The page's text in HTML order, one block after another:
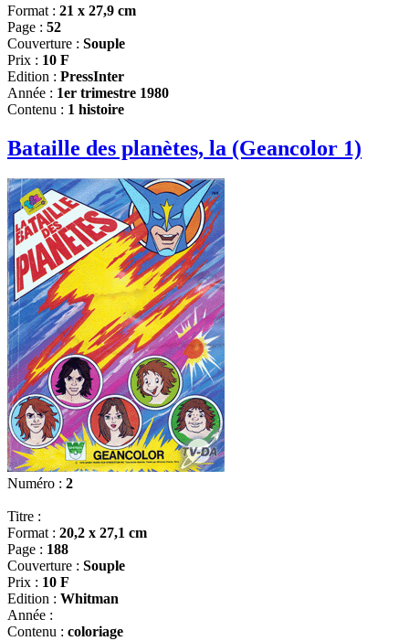
Format : 21 x 27,9 cm
Page : 52
Couverture : Souple
Prix : 10 F
Edition : PressInter
Année : 1er trimestre 1980
Contenu : 1 histoire
Bataille des planètes, la (Geancolor 1)
Numéro : 2
Titre :
Format : 20,2 x 27,1 cm
Page : 188
Couverture : Souple
Prix : 10 F
Edition : Whitman
Année :
Contenu : coloriage